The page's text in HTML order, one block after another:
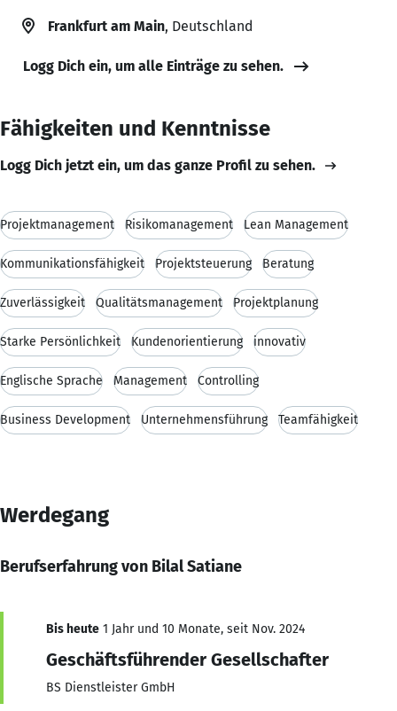
Frankfurt am Main, Deutschland
Logg Dich ein, um alle Einträge zu sehen.
Fähigkeiten und Kenntnisse
Logg Dich jetzt ein, um das ganze Profil zu sehen.
Projektmanagement Risikomanagement Lean Management
Kommunikationsfähigkeit Projektsteuerung Beratung
Zuverlässigkeit Qualitätsmanagement Projektplanung
Starke Persönlichkeit Kundenorientierung innovativ
Englische Sprache Management Controlling
Business Development Unternehmensführung Teamfähigkeit
Werdegang
Berufserfahrung von Bilal Satiane
Bis heute 1 Jahr und 10 Monate, seit Nov. 2024
Geschäftsführender Gesellschafter
BS Dienstleister GmbH